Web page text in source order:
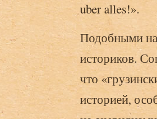
uber alles!».
Подобными
историков.
что
историей,